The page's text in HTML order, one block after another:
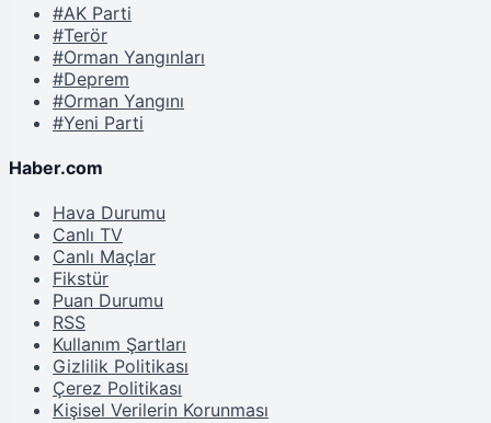
#AK Parti
#Terör
#Orman Yangınları
#Deprem
#Orman Yangını
#Yeni Parti
Haber.com
Hava Durumu
Canlı TV
Canlı Maçlar
Fikstür
Puan Durumu
RSS
Kullanım Şartları
Gizlilik Politikası
Çerez Politikası
Kişisel Verilerin Korunması